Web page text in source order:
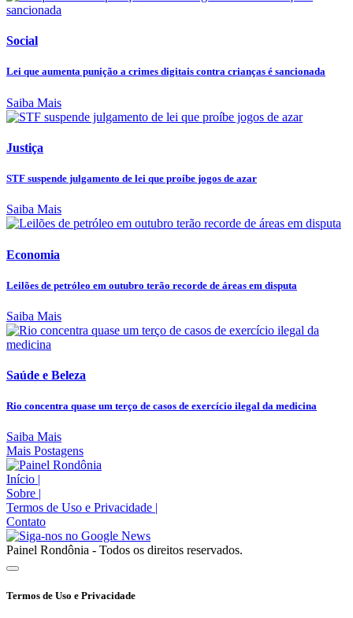
Social
Lei que aumenta punição a crimes digitais contra crianças é sancionada
Saiba Mais
Justiça
STF suspende julgamento de lei que proíbe jogos de azar
Saiba Mais
Economia
Leilões de petróleo em outubro terão recorde de áreas em disputa
Saiba Mais
Saúde e Beleza
Rio concentra quase um terço de casos de exercício ilegal da medicina
Saiba Mais
Mais Postagens
Início
Sobre
Termos de Uso e Privacidade
Contato
Painel Rondônia - Todos os direitos reservados.
Termos de Uso e Privacidade